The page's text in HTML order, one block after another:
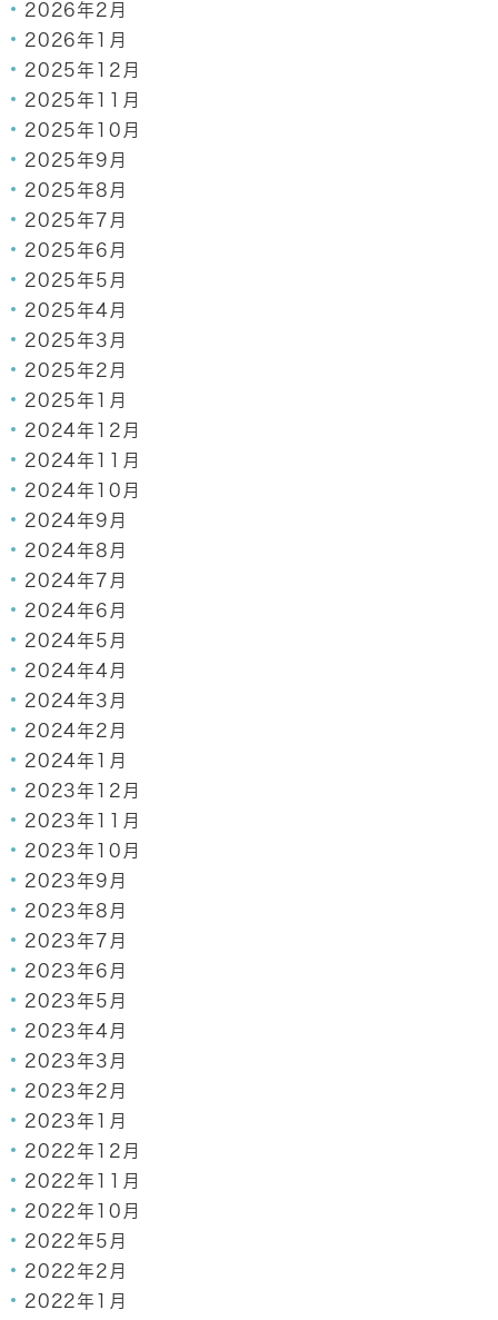
2026年2月
2026年1月
2025年12月
2025年11月
2025年10月
2025年9月
2025年8月
2025年7月
2025年6月
2025年5月
2025年4月
2025年3月
2025年2月
2025年1月
2024年12月
2024年11月
2024年10月
2024年9月
2024年8月
2024年7月
2024年6月
2024年5月
2024年4月
2024年3月
2024年2月
2024年1月
2023年12月
2023年11月
2023年10月
2023年9月
2023年8月
2023年7月
2023年6月
2023年5月
2023年4月
2023年3月
2023年2月
2023年1月
2022年12月
2022年11月
2022年10月
2022年5月
2022年2月
2022年1月